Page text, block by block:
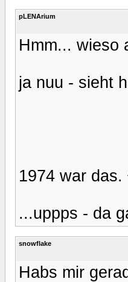
pLENArium
Hmm... wieso
ja nuu - sieht
1974 war das.
...uppps - da
snowflake
Habs mir